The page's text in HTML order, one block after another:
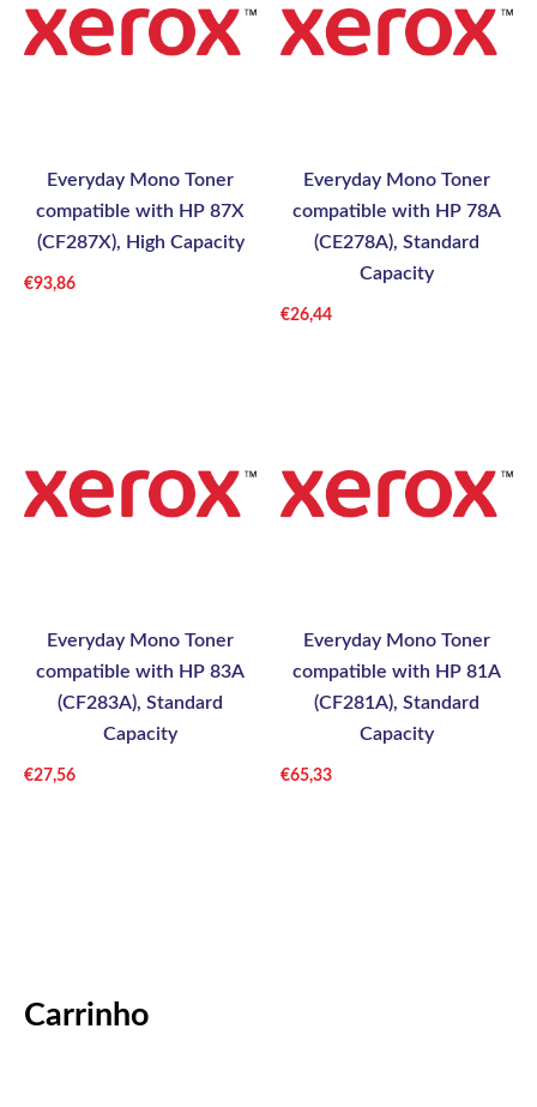
Carrinho
Everyday Mono Toner
compatible with HP 87X
(CF287X), High Capacity
€93,86
Everyday Mono Toner
compatible with HP 78A
(CE278A), Standard
Capacity
€26,44
Everyday Mono Toner
compatible with HP 83A
(CF283A), Standard
Capacity
€27,56
Everyday Mono Toner
compatible with HP 81A
(CF281A), Standard
Capacity
€65,33